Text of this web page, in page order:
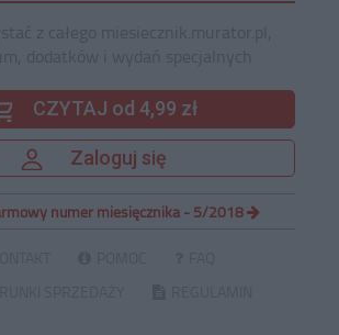
CZYTAJ od 4,99 zł
Zaloguj się
numer miesięcznika - 5/2018